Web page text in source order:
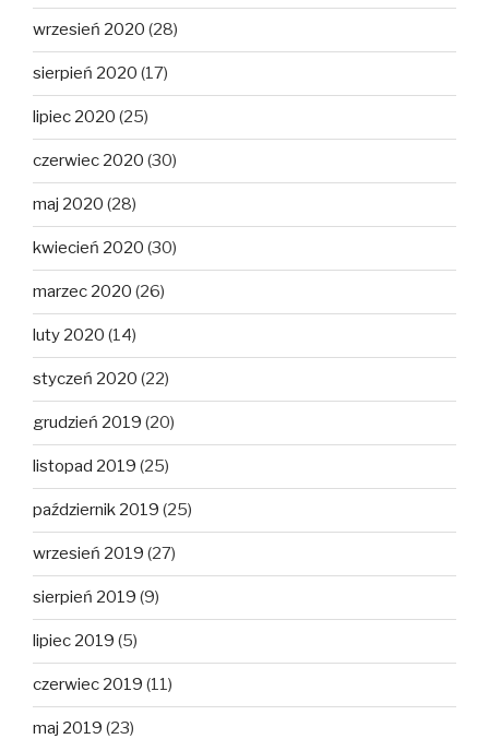
wrzesień 2020 (28)
sierpień 2020 (17)
lipiec 2020 (25)
czerwiec 2020 (30)
maj 2020 (28)
kwiecień 2020 (30)
marzec 2020 (26)
luty 2020 (14)
styczeń 2020 (22)
grudzień 2019 (20)
listopad 2019 (25)
październik 2019 (25)
wrzesień 2019 (27)
sierpień 2019 (9)
lipiec 2019 (5)
czerwiec 2019 (11)
maj 2019 (23)